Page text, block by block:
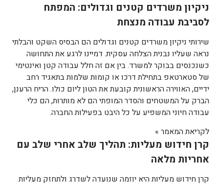
ניקיון משרדים קטנים וגדולים: המפתח
לסביבת עבודה מנצחת
שירותי ניקיון משרדים קטנים וגדולים הם הבסיס השקט והבלתי
נראה שעליו נבנית הצלחה עסקית. דמיינו לרגע את התחושה
כשנכנסים בבוקר למשרד. בין אם זה חלל עבודה קטן ואינטימי
של סטארטאפ בתחילת דרכו או קומות שלמות בתאגיד רחב
ידיים, האווירה הראשונית קובעת את הטון ליום כולו. הריח הרענן,
הברק על המשטחים והסדר המופתי הם לא מותרות, הם כלי
עבודה חיוני המשפיע על כל היבט בפעילות החברה.
לקריאת המאמר »
קרן חידוש מעליות: תהליך שלב אחרי שלב עם
אחריות מלאה
קרן חידוש מעליות היא יוזמה שנועדה לשדרג ולתחזק מעליות